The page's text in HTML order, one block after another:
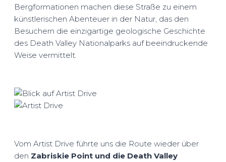
Bergformationen machen diese Straße zu einem
künstlerischen Abenteuer in der Natur, das den
Besuchern die einzigartige geologische Geschichte
des Death Valley Nationalparks auf beeindruckende
Weise vermittelt.
Vom Artist Drive führte uns die Route wieder über
den Zabriskie Point und die Death Valley